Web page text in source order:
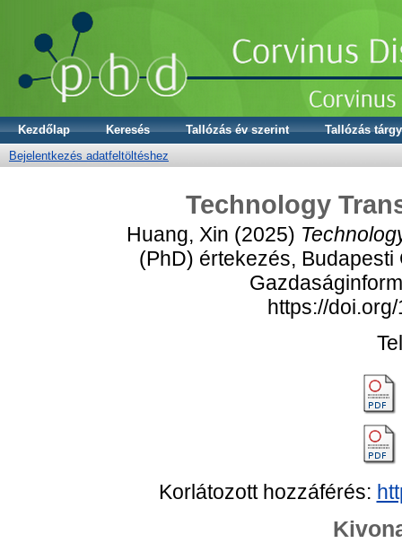
Kezdőlap Keresés Tallózás év szerint
Tallózás
Bejelentkezés adatfeltöltéshez
Technology
Huang, Xin (2025)
(PhD) értekezés,
https://
Korlátozott hozzáférés: